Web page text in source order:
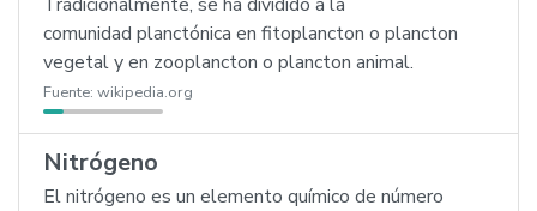
comunidad planctónica en fitoplancton o plancton
vegetal y en zooplancton o plancton animal.
Fuente: wikipedia.org
Nitrógeno
El nitrógeno es un elemento químico de número